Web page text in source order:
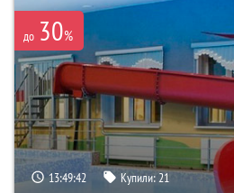
до 30%
13:49:41 Купили:21